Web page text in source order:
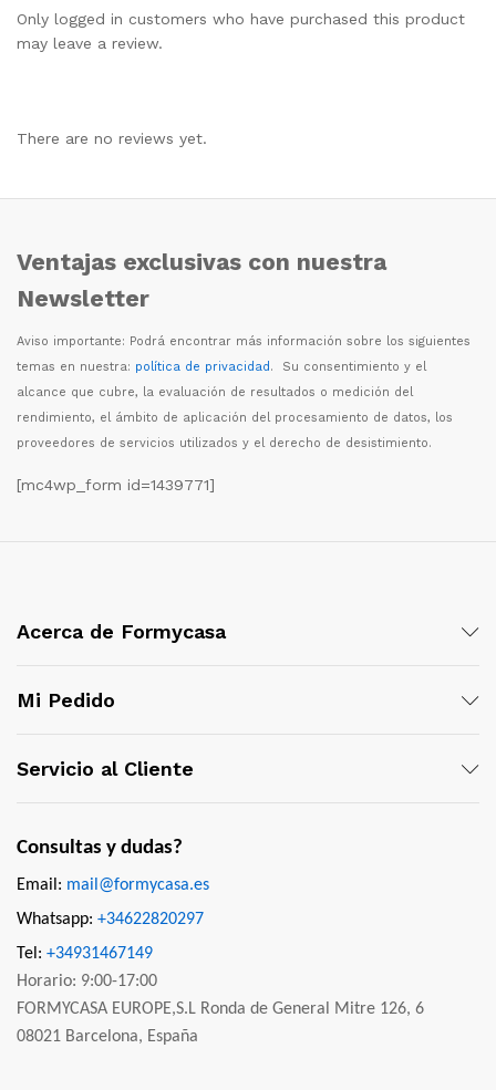
Only logged in customers who have purchased this product
may leave a review.
There are no reviews yet.
Ventajas exclusivas con nuestra
Newsletter
Aviso importante: Podrá encontrar más información sobre los siguientes
temas en nuestra: política de privacidad. Su consentimiento y el
alcance que cubre, la evaluación de resultados o medición del
rendimiento, el ámbito de aplicación del procesamiento de datos, los
proveedores de servicios utilizados y el derecho de desistimiento.
[mc4wp_form id=1439771]
Acerca de Formycasa
Mi Pedido
Servicio al Cliente
Consultas y dudas?
Email: mail@formycasa.es
Whatsapp: +34622820297
Tel: +34931467149
Horario: 9:00-17:00
FORMYCASA EUROPE,S.L Ronda de General Mitre 126, 6
08021 Barcelona, España